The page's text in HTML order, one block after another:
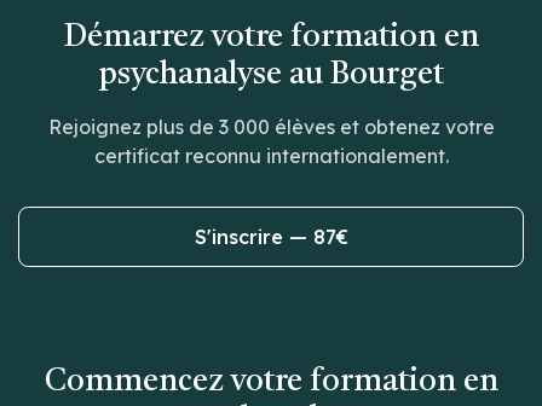
Démarrez votre formation en
psychanalyse au Bourget
Rejoignez plus de 3 000 élèves et obtenez votre
certificat reconnu internationalement.
S'inscrire — 87€
Commencez votre formation en